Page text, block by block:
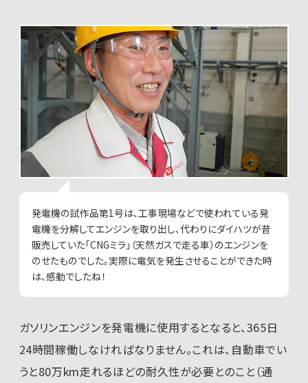
発電機の試作品第1号は、工事現場などで使われている発
電機を分解してエンジンを取り出し、代わりにダイハツが昔
販売していた「CNGミラ」（天然ガスで走る車）のエンジンを
のせたものでした。実際に電気を発生させることができた時
は、感動でしたね！
ガソリンエンジンを発電機に使用するとなると、365日
24時間稼働しなければなりません。これは、自動車でい
うと80万km走れるほどの耐久性が必要とのこと（通